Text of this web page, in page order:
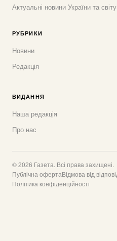
Актуальні новини України та світу
РУБРИКИ
Новини
Редакція
ВИДАННЯ
Наша редакція
Про нас
© 2026 Газета. Всі права захищені.
Публічна офертаВідмова від
Політика конфіденційності